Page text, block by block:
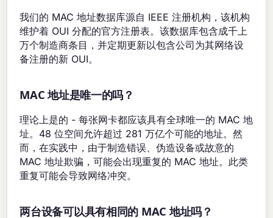
我们的 MAC 地址数据库源自 IEEE 注册机构，该机构
维护着 OUI 分配的官方注册表。该数据库包含成千上
万个制造商条目，并定期更新以包含公司为其网络设
备注册的新 OUI。
MAC 地址是唯一的吗？
理论上是的 - 每张网卡都应该具有全球唯一的 MAC 地
址。48 位空间允许超过 281 万亿个可能的地址。然
而，在实践中，由于制造错误、伪造设备或故意的
MAC 地址欺骗，可能会出现重复的 MAC 地址。此类
重复可能会导致网络冲突。
两台设备可以具有相同的 MAC 地址吗？